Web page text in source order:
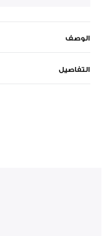
الوصف
التفاصيل